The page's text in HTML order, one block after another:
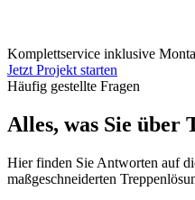
Komplettservice inklusive
Jetzt Projekt starten
Häufig gestellte Fragen
Alles, was Sie über
Hier finden Sie Antworten auf
maßgeschneiderten